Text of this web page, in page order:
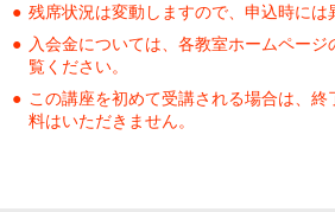
残席状況は変動しますので、申込時には
入会金については、各教室ホームペー
覧ください。
この講座を初めて受講される場合は、
料はいただきません。